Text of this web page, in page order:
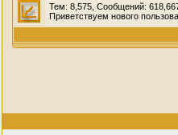
Тем: 8,575, Сообщений:
Приветствуем нового